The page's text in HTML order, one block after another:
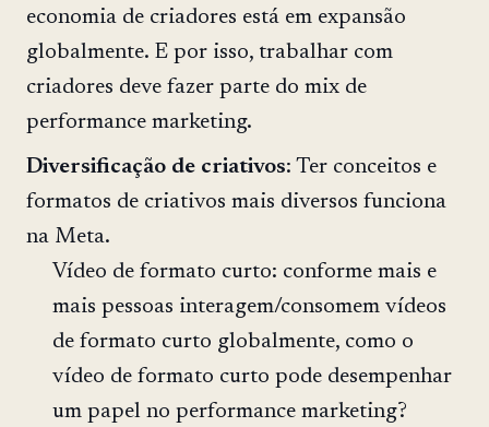
economia de criadores está em expansão
globalmente. E por isso, trabalhar com
criadores deve fazer parte do mix de
performance marketing.
Diversificação de criativos: Ter conceitos e
formatos de criativos mais diversos funciona
na Meta.
Vídeo de formato curto: conforme mais e
mais pessoas interagem/consomem vídeos
de formato curto globalmente, como o
vídeo de formato curto pode desempenhar
um papel no performance marketing?